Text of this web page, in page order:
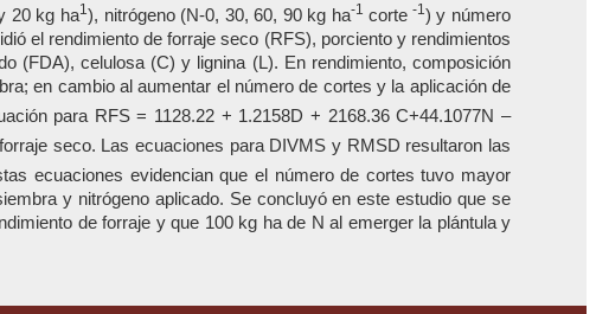
20 kg ha1), nitrógeno (N-0, 30, 60, 90 kg ha-1 corte -1) y número
el rendimiento de forraje seco (RFS), porciento y rendimientos
(FDA), celulosa (C) y lignina (L). En rendimiento, composición
en cambio al aumentar el número de cortes y la aplicación de
para RFS = 1128.22 + 1.2158D + 2168.36 C+44.1077N –
seco. Las ecuaciones para DIVMS y RMSD resultaron las
ecuaciones evidencian que el número de cortes tuvo mayor
y nitrógeno aplicado. Se concluyó en este estudio que se
de forraje y que 100 kg ha de N al emerger la plántula y